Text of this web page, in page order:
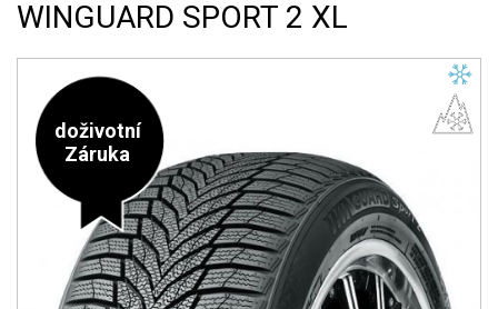
WINGUARD SPORT 2 XL
doživotní
Záruka